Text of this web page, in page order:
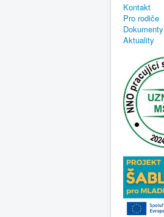
Kontakt
Pro rodiče
Dokumenty
Aktuality